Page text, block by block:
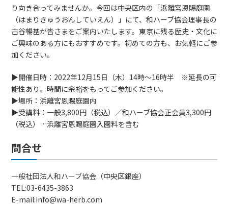
り向き合ってみませんか。今回は中央区内の「浜離宮恩賜庭園
（はまりきゅうおんしていえん）」にて、和ハーブ協会理事長の
古谷暢基が皆さまをご案内いたします。東京に残る歴史・文化に
ご興味のある方にもおすすめです。初めての方も、お気軽にご参
加ください。
▶開催日時：2022年12月15日（木）14時～16時半 ※延長の可
能性あり。時間に余裕をもってご参加ください。
▶場所：浜離宮恩賜庭園内
▶受講料：一般3,800円（税込）／和ハーブ協会正会員3,300円
（税込）…浜離宮恩賜庭園入園料を含む
問合せ
一般社団法人和ハーブ協会（中央区銀座）
TEL:03-6435-3863
E-mail:info@wa-herb.com